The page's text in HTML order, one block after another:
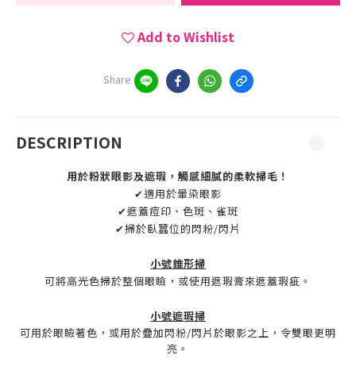
Add to Wishlist
Share
DESCRIPTION
用於粉狀眼影及遮瑕， 觸感細膩的柔軟掃毛！
✔適用於暈染眼影
✔遮蓋痘印、色斑、雀斑
✔掃於臥蠶位的閃粉/閃片
小號錐形掃
可將高光色掃於整個眼瞼，或使用遮瑕膏來遮蓋瑕疵。
小號遮瑕掃
可用於眼瞼著色，或用於疊加閃粉/閃片於眼影之上，令雙眼更明
亮。